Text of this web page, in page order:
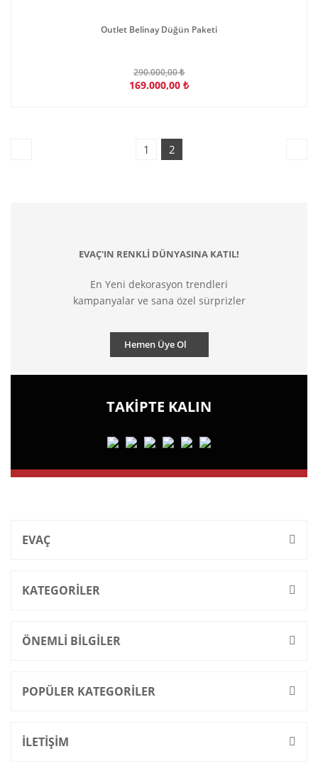
Outlet Belinay Düğün Paketi
290.000,00 ₺
169.000,00 ₺
1 2
EVAÇ'IN RENKLİ DÜNYASINA KATIL!
En Yeni dekorasyon trendleri
kampanyalar ve sana özel sürprizler
Hemen Üye Ol
TAKİPTE KALIN
EVAÇ
KATEGORİLER
ÖNEMLİ BİLGİLER
POPÜLER KATEGORİLER
İLETİŞİM